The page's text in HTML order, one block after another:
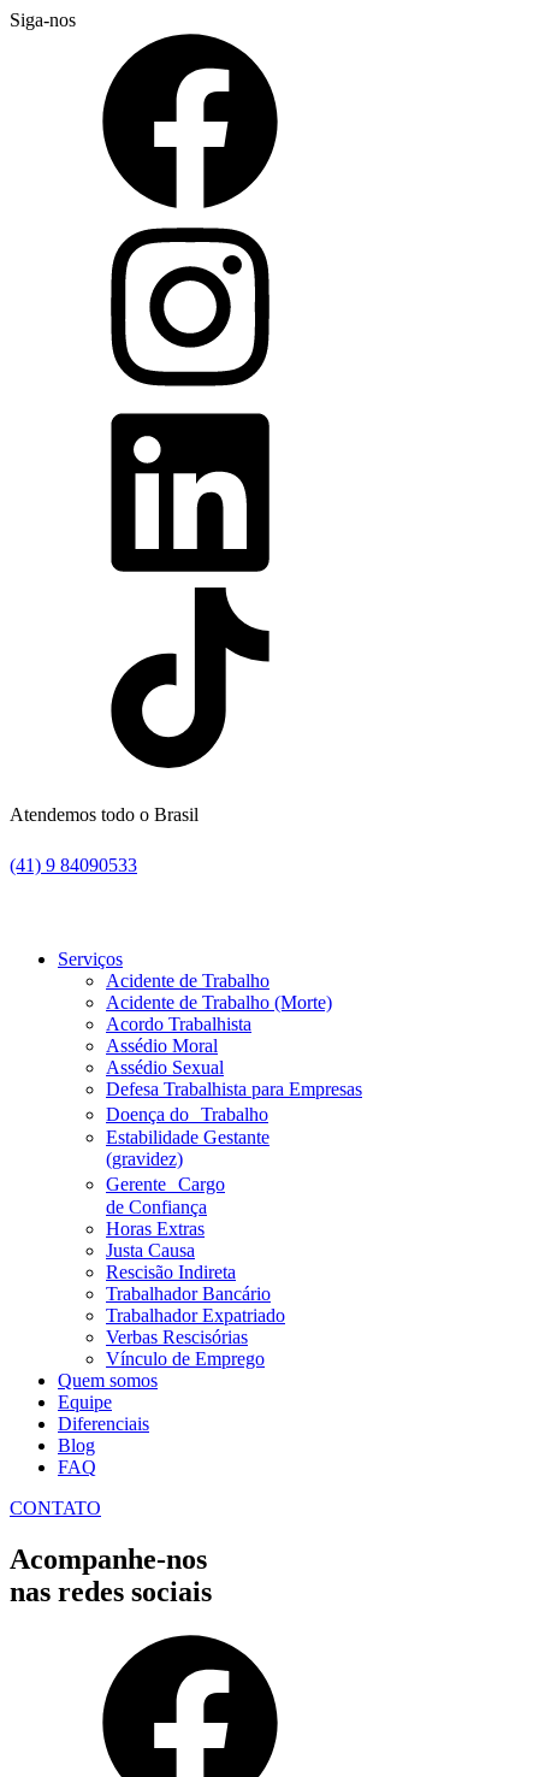
Siga-nos
Atendemos todo o Brasil
(41) 9 84090533
Serviços
Acidente de Trabalho
Acidente de Trabalho (Morte)
Acordo Trabalhista
Assédio Moral
Assédio Sexual
Defesa Trabalhista para Empresas
Doença do Trabalho
Estabilidade Gestante
(gravidez)
Gerente Cargo
de Confiança
Horas Extras
Justa Causa
Rescisão Indireta
Trabalhador Bancário
Trabalhador Expatriado
Verbas Rescisórias
Vínculo de Emprego
Quem somos
Equipe
Diferenciais
Blog
FAQ
CONTATO
Acompanhe-nos
nas redes sociais